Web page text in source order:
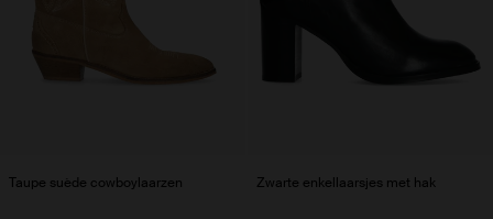
Taupe suède cowboylaarzen Zwarte enkellaarsjes met hak